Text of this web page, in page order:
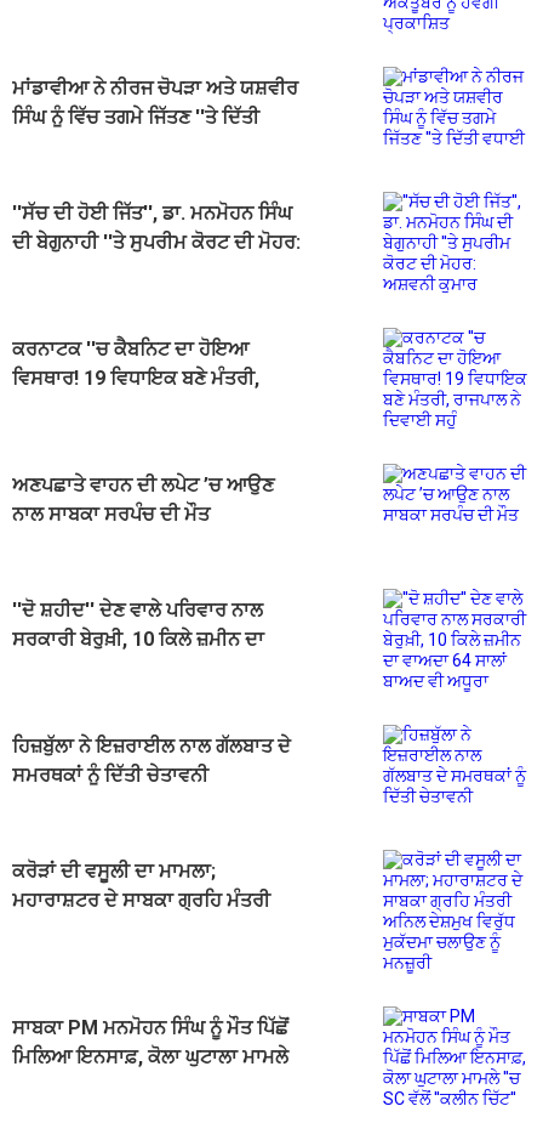
ਮਾਂਡਾਵੀਆ ਨੇ ਨੀਰਜ ਚੋਪੜਾ ਅਤੇ ਯਸ਼ਵੀਰ
ਸਿੰਘ ਨੂੰ ਵਿੱਚ ਤਗਮੇ ਜਿੱਤਣ ''ਤੇ ਦਿੱਤੀ
''ਸੱਚ ਦੀ ਹੋਈ ਜਿੱਤ'', ਡਾ. ਮਨਮੋਹਨ ਸਿੰਘ
ਦੀ ਬੇਗੁਨਾਹੀ ''ਤੇ ਸੁਪਰੀਮ ਕੋਰਟ ਦੀ ਮੋਹਰ:
ਕਰਨਾਟਕ ''ਚ ਕੈਬਨਿਟ ਦਾ ਹੋਇਆ
ਵਿਸਥਾਰ! 19 ਵਿਧਾਇਕ ਬਣੇ ਮੰਤਰੀ,
ਅਣਪਛਾਤੇ ਵਾਹਨ ਦੀ ਲਪੇਟ ’ਚ ਆਉਣ
ਨਾਲ ਸਾਬਕਾ ਸਰਪੰਚ ਦੀ ਮੌਤ
''ਦੋ ਸ਼ਹੀਦ'' ਦੇਣ ਵਾਲੇ ਪਰਿਵਾਰ ਨਾਲ
ਸਰਕਾਰੀ ਬੇਰੁਖ਼ੀ, 10 ਕਿਲੇ ਜ਼ਮੀਨ ਦਾ
ਹਿਜ਼ਬੁੱਲਾ ਨੇ ਇਜ਼ਰਾਈਲ ਨਾਲ ਗੱਲਬਾਤ ਦੇ
ਸਮਰਥਕਾਂ ਨੂੰ ਦਿੱਤੀ ਚੇਤਾਵਨੀ
ਕਰੋੜਾਂ ਦੀ ਵਸੂਲੀ ਦਾ ਮਾਮਲਾ;
ਮਹਾਰਾਸ਼ਟਰ ਦੇ ਸਾਬਕਾ ਗ੍ਰਹਿ ਮੰਤਰੀ
ਸਾਬਕਾ PM ਮਨਮੋਹਨ ਸਿੰਘ ਨੂੰ ਮੌਤ ਪਿੱਛੋਂ
ਮਿਲਿਆ ਇਨਸਾਫ਼, ਕੋਲਾ ਘੁਟਾਲਾ ਮਾਮਲੇ